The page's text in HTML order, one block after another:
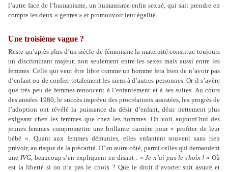
l’autre face de l’humanisme, un humanisme enfin sexué, qui sait prendre en
compte les deux « genres » et promouvoir leur égalité.
Une troisième vague ?
Reste qu’après plus d’un siècle de féminisme la maternité constitue toujours
un discriminant majeur, non seulement entre les sexes mais aussi entre les
femmes. Celle qui veut être libre comme un homme fera bien de n’avoir pas
d’enfant ou de confier totalement les siens à d’autres personnes. Or il s’avère
que très peu de femmes renoncent à l’enfantement et à ses suites. Au cours
des années 1980, le succès imprévu des procréations assistées, les progrès de
l’adoption ont révélé la puissance du désir d’enfant, désir nettement plus
exigeant chez les femmes que chez les hommes. On voit aujourd’hui des
jeunes femmes compromettre une brillante carrière pour « profiter de leur
bébé ». Quant aux femmes démunies, elles enfantent souvent sans rien
prévoir, au risque de la précarité. D’un autre côté, parmi celles qui demandent
une IVG, beaucoup s’en expliquent en disant : «Je n’ai pas le choix !» Où
est la liberté si on n’a pas le choix ? Que le droit d’avorter soit assuré et